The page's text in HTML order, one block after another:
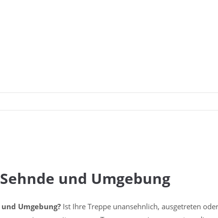
und Umgebung
Umgebung? Ist Ihre Treppe unansehnlich, ausgetreten